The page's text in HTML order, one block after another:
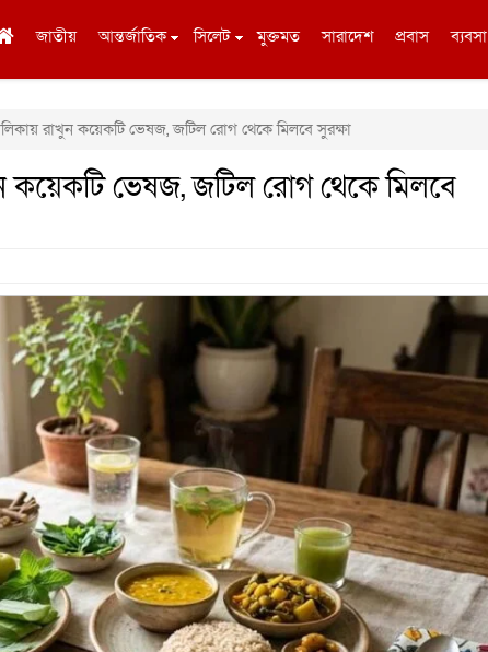
জাতীয় আন্তর্জাতিক সিলেট মুক্তমত সারাদেশ প্রবাস ব্যবসা
রাখুন কয়েকটি ভেষজ, জটিল রোগ থেকে মিলবে সুরক্ষা
কয়েকটি ভেষজ, জটিল রোগ থেকে মিলবে